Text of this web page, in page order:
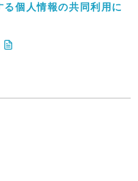
個人情報の共同利用に